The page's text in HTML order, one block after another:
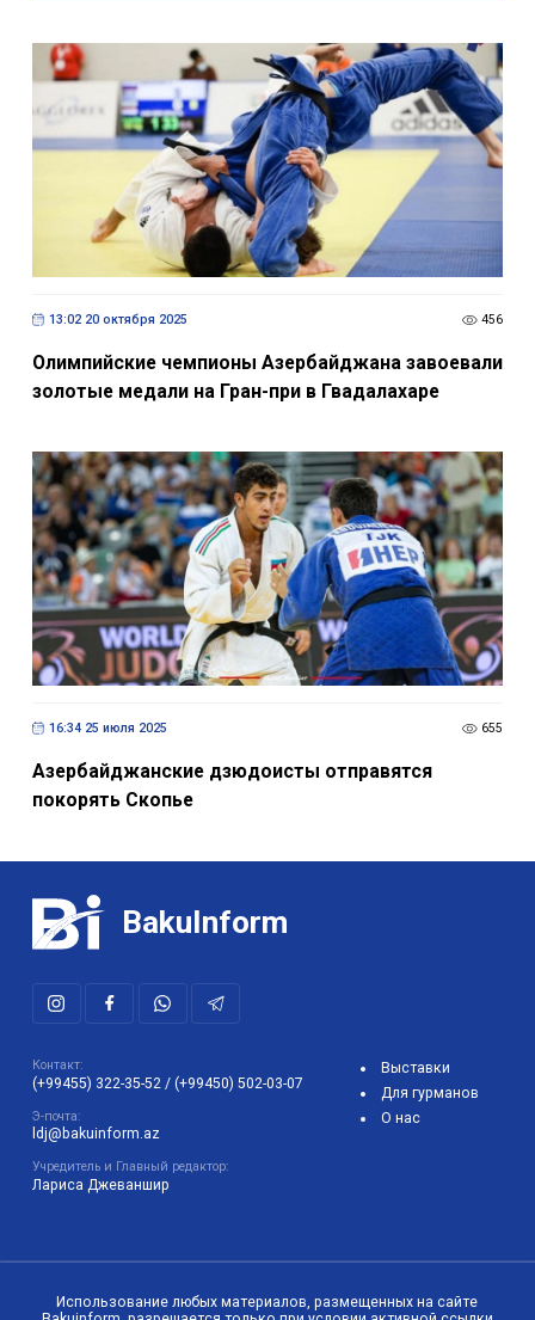
13:02 20 октября 2025 456
Олимпийские чемпионы Азербайджана завоевали
золотые медали на Гран-при в Гвадалахаре
16:34 25 июля 2025 655
Азербайджанские дзюдоисты отправятся
покорять Скопье
BakuInform
Контакт:
(+99455) 322-35-52 / (+99450) 502-03-07
Э-почта:
ldj@bakuinform.az
Учредитель и Главный редактор:
Лариса Джеваншир
Выставки
Для гурманов
О нас
Использование любых материалов, размещенных на сайте